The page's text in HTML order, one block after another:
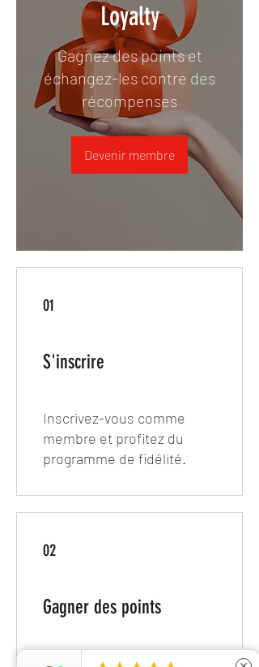
Loyalty
Gagnez des points et
échangez-les contre des
récompenses
Devenir membre
01
S'inscrire
Inscrivez-vous comme
membre et profitez du
programme de fidélité.
02
Gagner des points
Book a session